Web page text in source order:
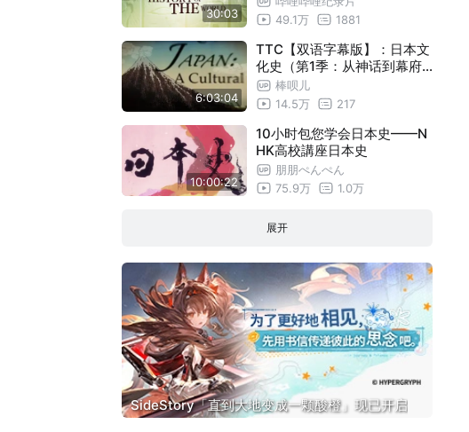
维多利亚瀑布
长安的景观
庞贝遗址区 24:55
恩戈罗恩戈罗自然保护区
多洛米蒂山脉
萨尔茨卡默古特地区
福斯铁路桥 24:55
自然改造下的世界遗产 24:55
人类改造下的世界遗产 24:55
瓜纳卡斯特保留区 24:55
皮埃蒙特的葡萄园景观 24:55
30:03
49.1万
1881
6:03:04
TTC【双语字幕版】：日本文
化史（第1季：从神话到幕府
） 棒呗儿
14.5万
217
10:00:22
10小时包您学会日本史——N
HK高校講座日本史
朋朋ぺんぺん
75.9万
1.0万
展开
SideStory「直到大地变成一颗酸橙」现已开启